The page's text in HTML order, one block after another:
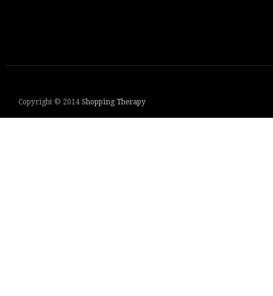
Copyright © 2014 Shopping Therapy